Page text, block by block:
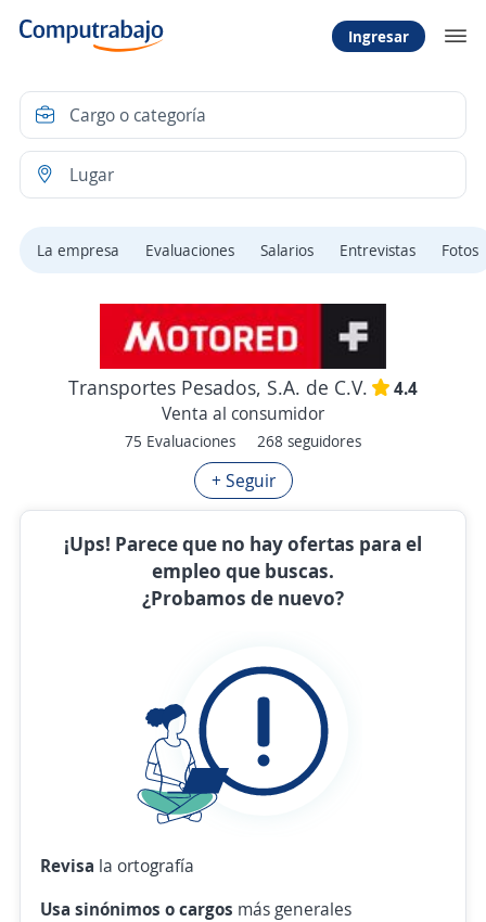
Ingresar
La empresa Evaluaciones Salarios Entrevistas Fotos
Transportes Pesados, S.A. de C.V.
4.4
Venta al consumidor
75 Evaluaciones 268 seguidores
+ Seguir
¡Ups! Parece que no hay ofertas para el
empleo que buscas.
¿Probamos de nuevo?
Revisa la ortografía
Usa sinónimos o cargos más generales